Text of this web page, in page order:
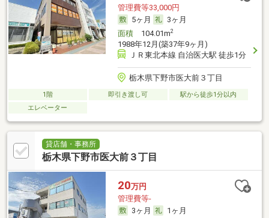
管理費等33,000円
5ヶ月
3ヶ月
面積104.01m2
1988年12月(築37年9ヶ月)
ＪＲ東北本線 自治医大駅 徒歩1分
栃木県下野市医大前３丁目
1階 即引き渡し可
駅から徒歩1分以内
エレベーター
貸店舗・事務所
栃木県下野市医大前３丁目
20万円
管理費等-
3ヶ月
1ヶ月